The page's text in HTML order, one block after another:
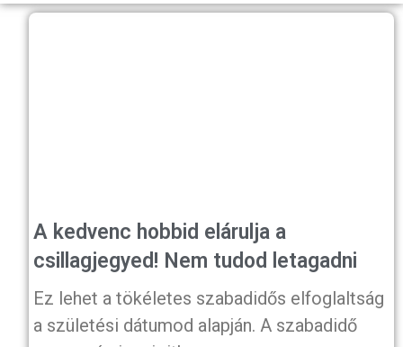
A kedvenc hobbid elárulja a
csillagjegyed! Nem tudod letagadni
Ez lehet a tökéletes szabadidős elfoglaltság
a születési dátumod alapján. A szabadidő